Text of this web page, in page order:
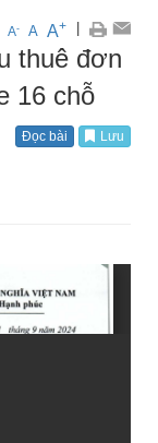
A- A A+
thuê đơn
16 chỗ
Đọc bài Lưu